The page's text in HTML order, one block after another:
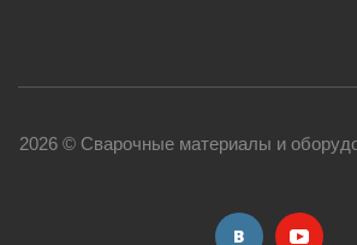
2026 © Сварочные материалы и